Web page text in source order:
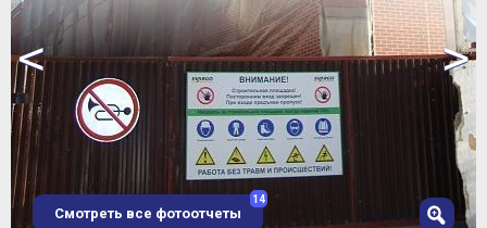
< >
Смотреть все фотоотчеты
14